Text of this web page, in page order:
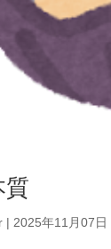
質
|2025年11月07日